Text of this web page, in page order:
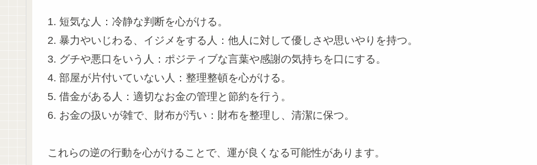
1. 短気な人：冷静な判断を心がける。
2. 暴力やいじわる、イジメをする人：他人に対して優しさや思いやりを持つ。
3. グチや悪口をいう人：ポジティブな言葉や感謝の気持ちを口にする。
4. 部屋が片付いていない人：整理整頓を心がける。
5. 借金がある人：適切なお金の管理と節約を行う。
6. お金の扱いが雑で、財布が汚い：財布を整理し、清潔に保つ。
これらの逆の行動を心がけることで、運が良くなる可能性があります。